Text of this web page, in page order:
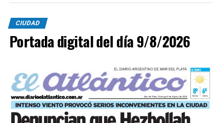
CIUDAD
Portada digital del día 9/8/2026